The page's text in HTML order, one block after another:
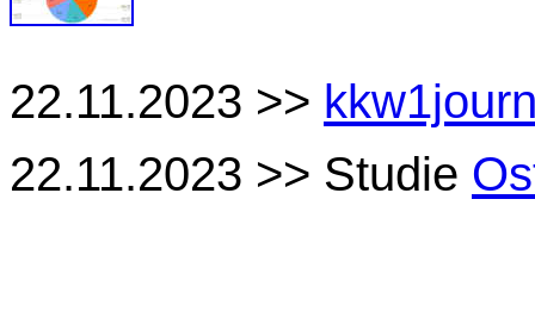
22.11.2023 >>
22.11.2023 >> Studie